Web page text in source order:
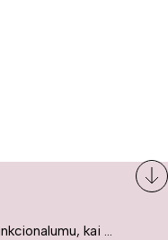
Šiuolaikiniai baldai žavi išskirtiniu funkcionalumu, kai kurie jų pelnytai net pavadinami meno kūriniais, nes jie tikrai yra išskirtiniai, originalūs ir puikiai atliepiantys į šiuolaikinių žmonių poreikius bei gyvenimo būdo ypatumus.